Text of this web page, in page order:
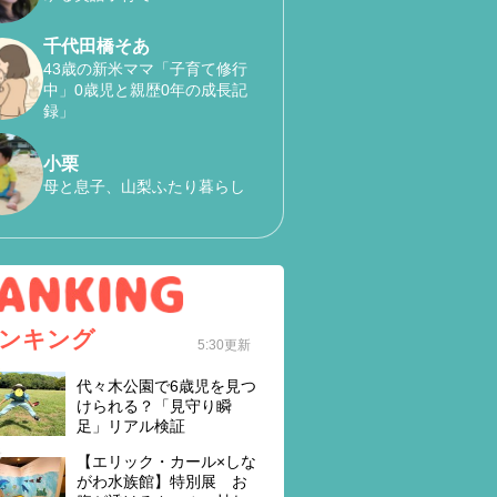
千代田橋そあ
43歳の新米ママ「子育て修行
中」0歳児と親歴0年の成長記
録」
小栗
母と息子、山梨ふたり暮らし
キング 5:30更新
代々木公園で6歳児を見つ
けられる？「見守り瞬
足」リアル検証
【エリック・カール×しな
がわ水族館】特別展 お